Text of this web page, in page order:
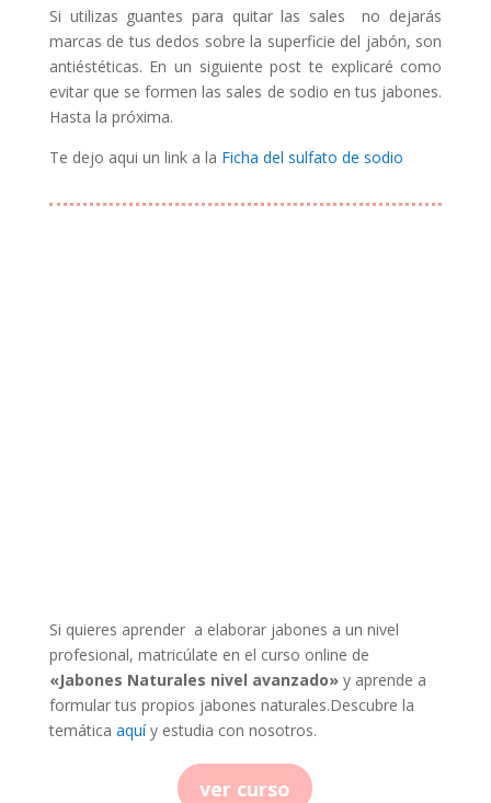
Si utilizas guantes para quitar las sales no dejarás
marcas de tus dedos sobre la superficie del jabón, son
antiéstéticas. En un siguiente post te explicaré como
evitar que se formen las sales de sodio en tus jabones.
Hasta la próxima.
Te dejo aqui un link a la Ficha del sulfato de sodio
Si quieres aprender a elaborar jabones a un nivel
profesional, matricúlate en el curso online de
«Jabones Naturales nivel avanzado» y aprende a
formular tus propios jabones naturales.Descubre la
temática aquíy estudia con nosotros.
ver curso